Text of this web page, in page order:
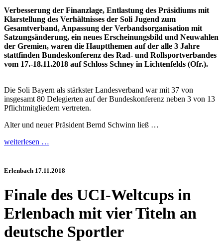
Verbesserung der Finanzlage, Entlastung des Präsidiums mit
Klarstellung des Verhältnisses der Soli Jugend zum
Gesamtverband, Anpassung der Verbandsorganisation mit
Satzungsänderung, ein neues Erscheinungsbild und Neuwahlen
der Gremien, waren die Hauptthemen auf der alle 3 Jahre
stattfinden Bundeskonferenz des Rad- und Rollsportverbandes
vom 17.-18.11.2018 auf Schloss Schney in Lichtenfelds (Ofr.).
Die Soli Bayern als stärkster Landesverband war mit 37 von
insgesamt 80 Delegierten auf der Bundeskonferenz neben 3 von 13
Pflichtmitgliedern vertreten.
Alter und neuer Präsident Bernd Schwinn ließ …
weiterlesen …
Erlenbach 17.11.2018
Finale des UCI-Weltcups in
Erlenbach mit vier Titeln an
deutsche Sportler